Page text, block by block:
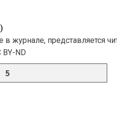
журнале, представляется
ND
5